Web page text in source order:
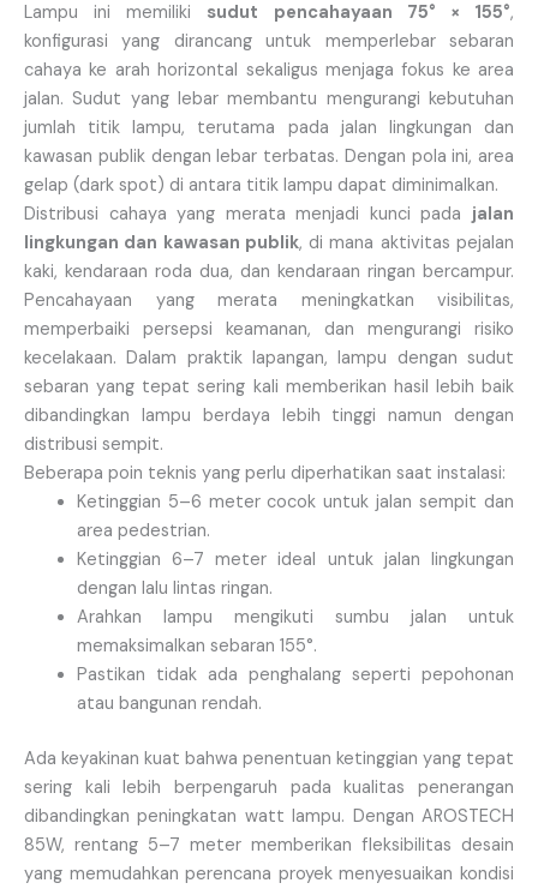
Lampu ini memiliki sudut pencahayaan 75° × 155°,
konfigurasi yang dirancang untuk memperlebar sebaran
cahaya ke arah horizontal sekaligus menjaga fokus ke area
jalan. Sudut yang lebar membantu mengurangi kebutuhan
jumlah titik lampu, terutama pada jalan lingkungan dan
kawasan publik dengan lebar terbatas. Dengan pola ini, area
gelap (dark spot) di antara titik lampu dapat diminimalkan.
Distribusi cahaya yang merata menjadi kunci pada jalan
lingkungan dan kawasan publik, di mana aktivitas pejalan
kaki, kendaraan roda dua, dan kendaraan ringan bercampur.
Pencahayaan yang merata meningkatkan visibilitas,
memperbaiki persepsi keamanan, dan mengurangi risiko
kecelakaan. Dalam praktik lapangan, lampu dengan sudut
sebaran yang tepat sering kali memberikan hasil lebih baik
dibandingkan lampu berdaya lebih tinggi namun dengan
distribusi sempit.
Beberapa poin teknis yang perlu diperhatikan saat instalasi:
Ketinggian 5–6 meter cocok untuk jalan sempit dan
area pedestrian.
Ketinggian 6–7 meter ideal untuk jalan lingkungan
dengan lalu lintas ringan.
Arahkan lampu mengikuti sumbu jalan untuk
memaksimalkan sebaran 155°.
Pastikan tidak ada penghalang seperti pepohonan
atau bangunan rendah.
Ada keyakinan kuat bahwa penentuan ketinggian yang tepat
sering kali lebih berpengaruh pada kualitas penerangan
dibandingkan peningkatan watt lampu. Dengan AROSTECH
85W, rentang 5–7 meter memberikan fleksibilitas desain
yang memudahkan perencana proyek menyesuaikan kondisi